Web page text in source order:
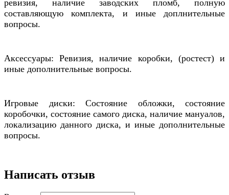
ревизия, наличие заводских пломб, полную
составляющую комплекта, и иные доплнительные
вопросы.
Аксессуары: Ревизия, наличие коробки, (ростест) и
иные дополнительные вопросы.
Игровые диски: Состояние обложки, состояние
коробочки, состояние самого диска, наличие мануалов,
локализацию данного диска, и иные дополнительные
вопросы.
Написать отзыв